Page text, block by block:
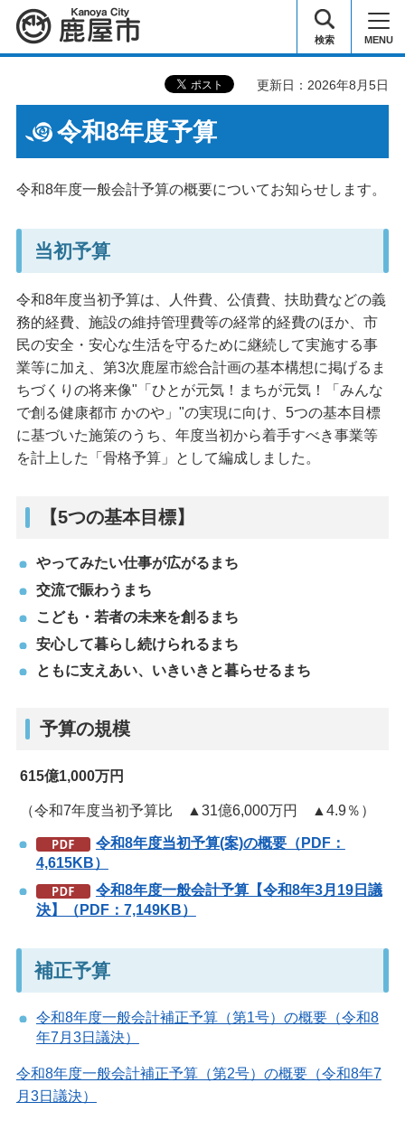
鹿屋市 検索 MENU
更新日：2026年8月5日
令和8年度予算
令和8年度一般会計予算の概要についてお知らせします。
当初予算
令和8年度当初予算は、人件費、公債費、扶助費などの義
務的経費、施設の維持管理費等の経常的経費のほか、市
民の安全・安心な生活を守るために継続して実施する事
業等に加え、第3次鹿屋市総合計画の基本構想に掲げるま
ちづくりの将来像"「ひとが元気！まちが元気！「みんな
で創る健康都市 かのや」"の実現に向け、5つの基本目標
に基づいた施策のうち、年度当初から着手すべき事業等
を計上した「骨格予算」として編成しました。
【5つの基本目標】
やってみたい仕事が広がるまち
交流で賑わうまち
こども・若者の未来を創るまち
安心して暮らし続けられるまち
ともに支えあい、いきいきと暮らせるまち
予算の規模
615億1,000万円
（令和7年度当初予算比 ▲31億6,000万円 ▲4.9％）
令和8年度当初予算(案)の概要（PDF：
4,615KB）
令和8年度一般会計予算【令和8年3月19日議
決】（PDF：7,149KB）
補正予算
令和8年度一般会計補正予算（第1号）の概要（令和8
年7月3日議決）
令和8年度一般会計補正予算（第2号）の概要（令和8年7
月3日議決）